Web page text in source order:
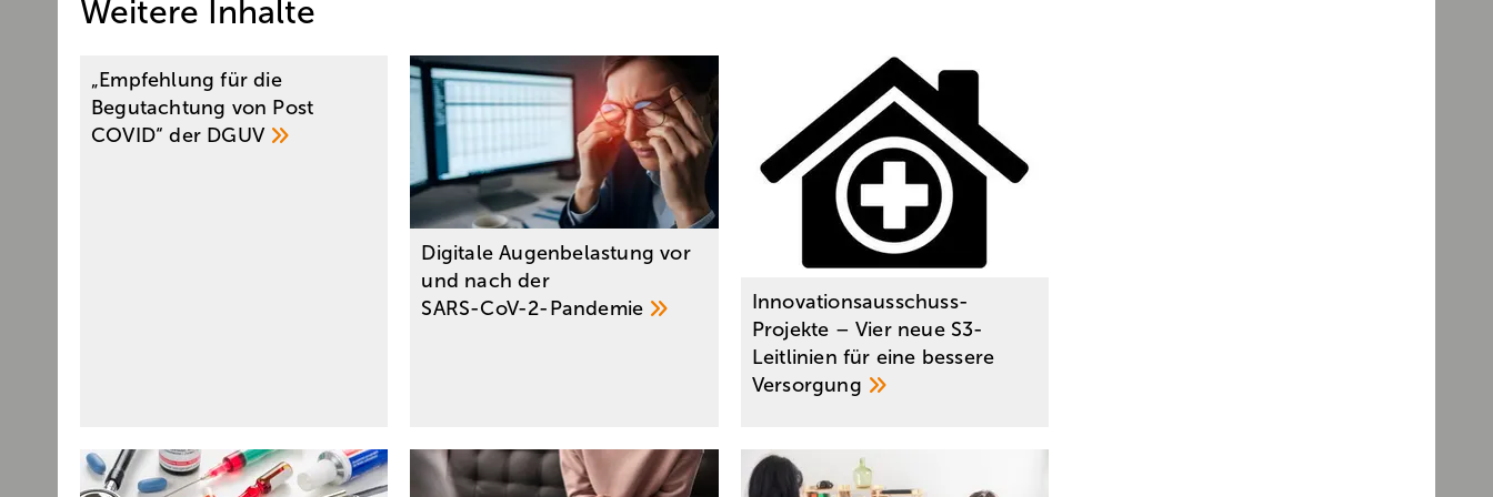
Weitere Inhalte
„Empfehlung für die
Begutachtung von Post
COVID“ der DGUV
Digitale Augenbelastung vor
und nach der
SARS-CoV-2-Pandemie
Innovationsausschuss-
Projekte – Vier neue S3-
Leitlinien für eine bessere
Versorgung